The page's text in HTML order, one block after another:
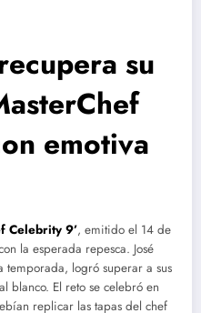
su
emotiva
Celebrity 9’, emitido el 14 de
la esperada repesca. José
temporada, logró superar a sus
blanco. El reto se celebró en
replicar las tapas del chef